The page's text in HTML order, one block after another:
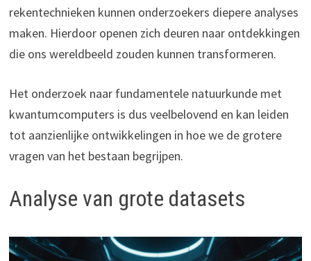
rekentechnieken kunnen onderzoekers diepere analyses
maken. Hierdoor openen zich deuren naar ontdekkingen
die ons wereldbeeld zouden kunnen transformeren.
Het onderzoek naar fundamentele natuurkunde met
kwantumcomputers is dus veelbelovend en kan leiden
tot aanzienlijke ontwikkelingen in hoe we de grotere
vragen van het bestaan begrijpen.
Analyse van grote datasets